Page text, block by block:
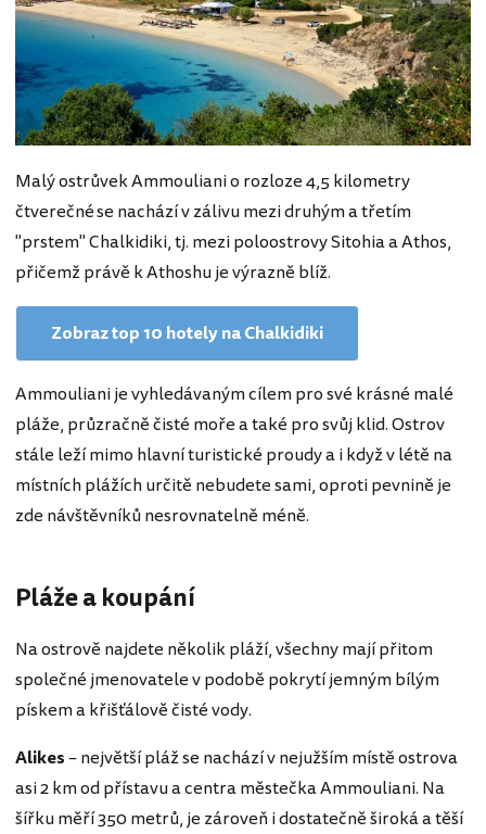
Malý ostrůvek Ammouliani o rozloze 4,5 kilometry
čtverečnése nachází v zálivu mezi druhým a třetím
"prstem" Chalkidiki, tj. mezi poloostrovy Sitohia a Athos,
přičemž právě k Athoshu je výrazně blíž.
Zobraz top 10 hotely na Chalkidiki
Ammouliani je vyhledávaným cílem pro své krásné malé
pláže, průzračně čisté moře a také pro svůj klid. Ostrov
stále leží mimo hlavní turistické proudy a i když v létě na
místních plážích určitě nebudete sami, oproti pevnině je
zde návštěvníků nesrovnatelně méně.
Pláže a koupání
Na ostrově najdete několik pláží, všechny mají přitom
společné jmenovatele v podobě pokrytí jemným bílým
pískem a křišťálově čisté vody.
Alikes– největší pláž se nachází v nejužším místě ostrova
asi 2 km od přístavu a centra městečka Ammouliani. Na
šířku měří 350 metrů, je zároveň i dostatečně široká a těší